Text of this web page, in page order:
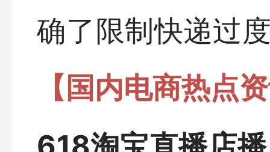
确了限制快递过
【国内电商热点